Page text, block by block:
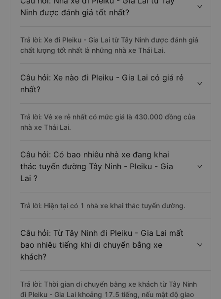
Ninh được đánh giá tốt nhất?
Trả lời: Xe đi Pleiku - Gia Lai từ Tây Ninh được đánh giá
chất lượng tốt nhất là những nhà xe Thái Lai.
Câu hỏi: Xe nào đi Pleiku - Gia Lai có giá rẻ
nhất?
Trả lời: Vé xe rẻ nhất có mức giá là 430.000 đồng của
nhà xe Thái Lai.
Câu hỏi: Có bao nhiêu nhà xe đang khai
thác tuyến đường Tây Ninh - Pleiku - Gia
Lai ?
Trả lời: Hiện tại có 1 nhà xe khai thác tuyến đường.
Câu hỏi: Từ Tây Ninh đi Pleiku - Gia Lai mất
bao nhiêu tiếng khi di chuyển bằng xe
khách?
Trả lời: Thời gian di chuyển bằng xe khách từ Tây Ninh
đi Pleiku - Gia Lai khoảng 17.5 tiếng, nếu mật độ giao